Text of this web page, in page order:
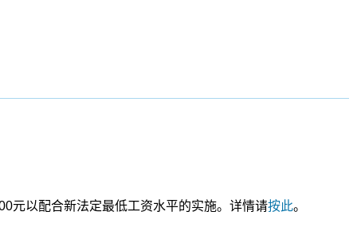
元以配合新法定最低工资水平的实施。详情请按此。